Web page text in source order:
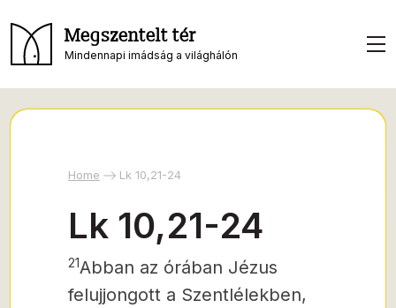
Megszentelt tér
Mindennapi imádság a világhálón
Home Lk 10,21-24
Lk 10,21-24
21Abban az órában Jézus
felujjongott a Szentlélekben,